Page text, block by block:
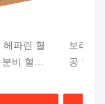
파린 혈
비 혈전
보라색
공 혈액
상단